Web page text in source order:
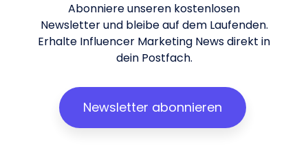
Abonniere unseren kostenlosen
Newsletter und bleibe auf dem Laufenden.
Erhalte Influencer Marketing News direkt in
dein Postfach.
Newsletter abonnieren